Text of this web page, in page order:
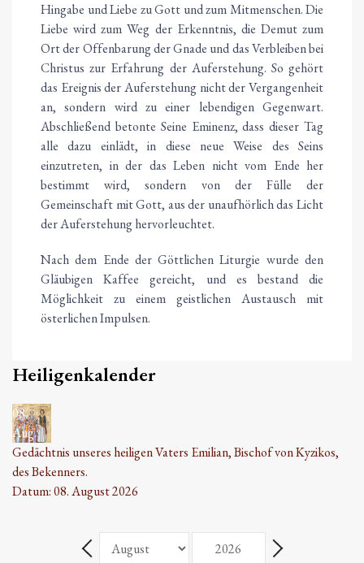
Hingabe und Liebe zu Gott und zum Mitmenschen. Die
Liebe wird zum Weg der Erkenntnis, die Demut zum
Ort der Offenbarung der Gnade und das Verbleiben bei
Christus zur Erfahrung der Auferstehung. So gehört
das Ereignis der Auferstehung nicht der Vergangenheit
an, sondern wird zu einer lebendigen Gegenwart.
Abschließend betonte Seine Eminenz, dass dieser Tag
alle dazu einlädt, in diese neue Weise des Seins
einzutreten, in der das Leben nicht vom Ende her
bestimmt wird, sondern von der Fülle der
Gemeinschaft mit Gott, aus der unaufhörlich das Licht
der Auferstehung hervorleuchtet.
Nach dem Ende der Göttlichen Liturgie wurde den
Gläubigen Kaffee gereicht, und es bestand die
Möglichkeit zu einem geistlichen Austausch mit
österlichen Impulsen.
Heiligenkalender
08
Aug.
Gedächtnis unseres heiligen Vaters Emilian, Bischof von Kyzikos,
des Bekenners.
Datum:08. August 2026
Zurück - Monat
Monat
Weiter - Monat